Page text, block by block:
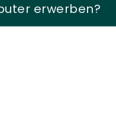
erwerben?